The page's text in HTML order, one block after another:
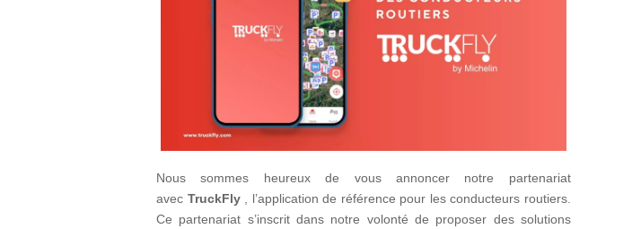
Nous sommes heureux de vous annoncer notre partenariat
avec TruckFly, l’application de référence pour les conducteurs routiers.
Ce partenariat s’inscrit dans notre volonté de proposer des solutions